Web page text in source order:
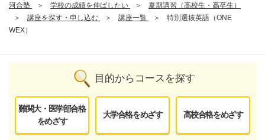
河合塾
学校の成績を伸ばしたい
夏期講習（高校生・高卒生）
講座を探す・申し込む
講座一覧
特別選抜英語（ONE
WEX）
目的からコースを探す
難関大・医学部合格
をめざす
大学合格をめざす 高校合格をめざす